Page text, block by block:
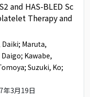
and HAS-BLED Sc
Therapy and
Daiki; Maruta,
Daigo; Kawabe,
; Suzuki, Ko;
年3月19日